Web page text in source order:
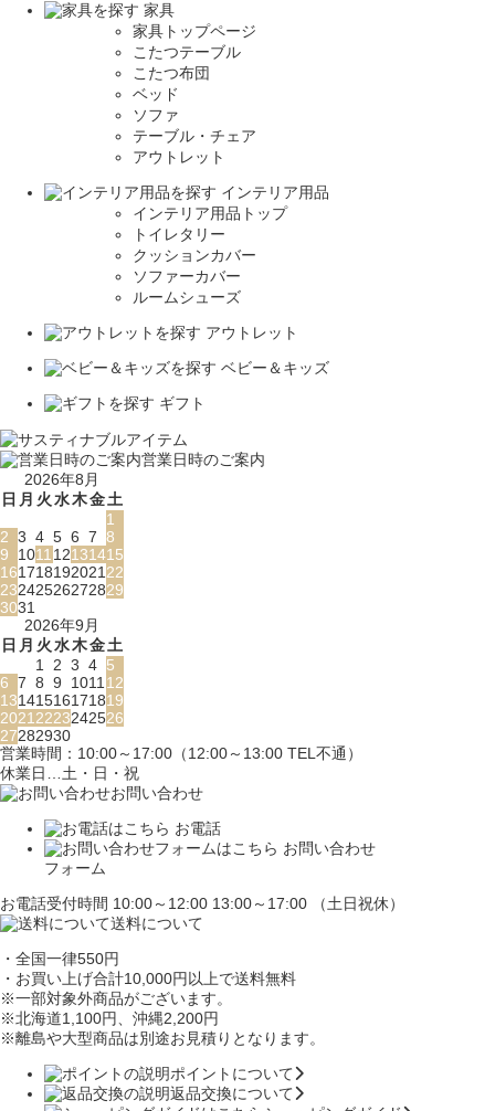
家具
家具トップページ
こたつテーブル
こたつ布団
ベッド
ソファ
テーブル・チェア
アウトレット
インテリア用品
インテリア用品トップ
トイレタリー
クッションカバー
ソファーカバー
ルームシューズ
アウトレット
ベビー＆キッズ
ギフト
営業日時のご案内
2026年8月
日 月 火水木金土
1
2 3 4 5 6 7 8
9
101112131415
16171819202122
23242526272829
3031
2026年9月
日 月 火水木金土
1 2 3 4 5
6 7 8 9 101112
13141516171819
20212223242526
27282930
営業時間：10:00～17:00（12:00～13:00 TEL不通）
休業日…土・日・祝
お問い合わせ
お電話
お問い合わせ
フォーム
お電話受付時間 10:00～12:00 13:00～17:00 （土日祝休）
送料について
・全国一律550円
・お買い上げ合計10,000円 以上で送料無料
※一部対象外商品がございます。
※北海道1,100円、沖縄2,200円
※離島や大型商品は別途お見積りとなります。
ポイントについて
返品交換について